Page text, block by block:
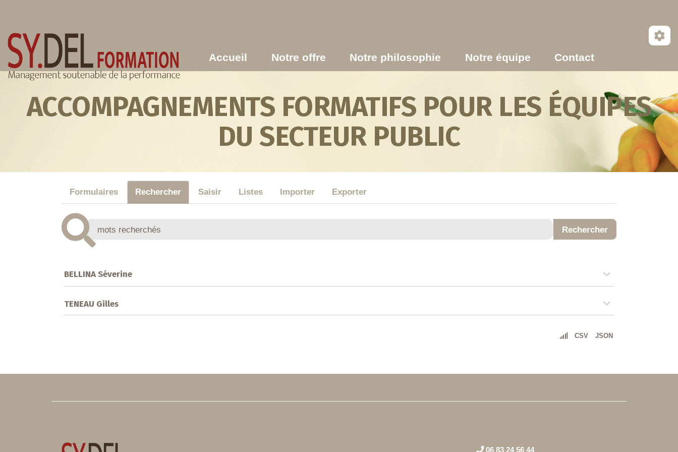
Accueil Notre offre Notre philosophie Notre équipe Contact
ACCOMPAGNEMENTS FORMATIFS POUR LES ÉQUIPES
DU SECTEUR PUBLIC
Formulaires Rechercher Saisir Listes Importer Exporter
BELLINA Séverine
TENEAU Gilles
CSV JSON
06 83 24 56 44